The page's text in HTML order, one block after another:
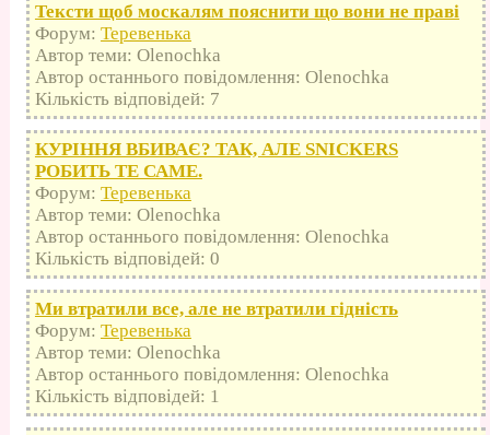
Тексти щоб москалям пояснити що вони не праві
Форум: Теревенька
Автор теми: Olenochka
Автор останнього повідомлення: Olenochka
Кількість відповідей: 7
КУРІННЯ ВБИВАЄ? ТАК, АЛЕ SNICKERS
РОБИТЬ ТЕ САМЕ.
Форум: Теревенька
Автор теми: Olenochka
Автор останнього повідомлення: Olenochka
Кількість відповідей: 0
Ми втратили все, але не втратили гідність
Форум: Теревенька
Автор теми: Olenochka
Автор останнього повідомлення: Olenochka
Кількість відповідей: 1